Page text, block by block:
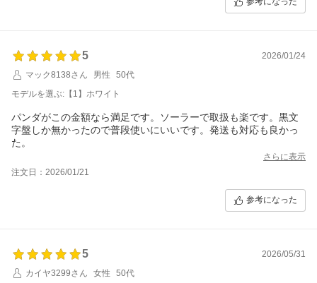
5
2026/01/24
マック8138さん
男性
50代
モデルを選ぶ:【1】ホワイト
パンダがこの金額なら満足です。ソーラーで取扱も楽です。黒文
字盤しか無かったので普段使いにいいです。発送も対応も良かっ
た。
さらに表示
注文日：2026/01/21
参考になった
5
2026/05/31
カイヤ3299さん
女性
50代